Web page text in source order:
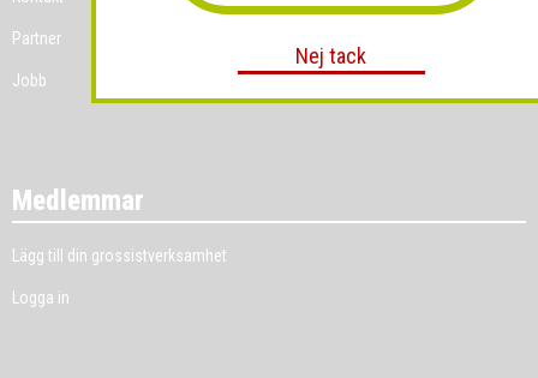
Partner
Jobb
Medlemmar
Lägg till din grossistverksamhet
Logga in
Nej tack